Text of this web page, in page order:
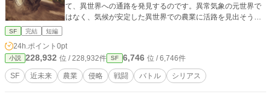
て、異世界への通路を発見するのです。異常気象の元世界で
はなく、気候が安定した異世界での農業に活路を見出そうと
SF 完結 短編
24h.ポイント 0pt
小説 228,932 位 / 228,932件 SF 6,746 位 / 6,746件
SF 近未来 農業 侵略 戦闘 バトル シリアス